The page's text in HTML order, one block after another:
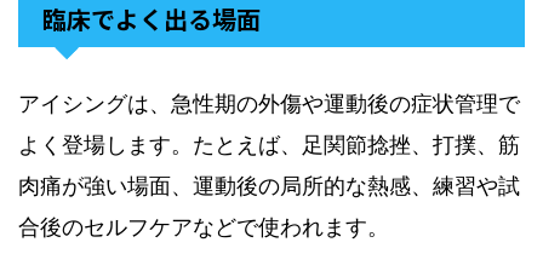
臨床でよく出る場面
アイシングは、急性期の外傷や運動後の症状管理で
よく登場します。たとえば、足関節捻挫、打撲、筋
肉痛が強い場面、運動後の局所的な熱感、練習や試
合後のセルフケアなどで使われます。